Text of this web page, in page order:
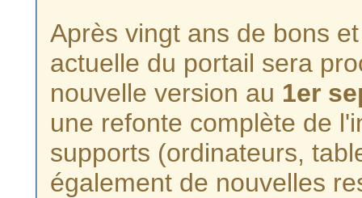
Après vingt ans de bons
actuelle du portail sera
nouvelle version au 1er
une refonte complète de
supports (ordinateurs,
également de nouvelles